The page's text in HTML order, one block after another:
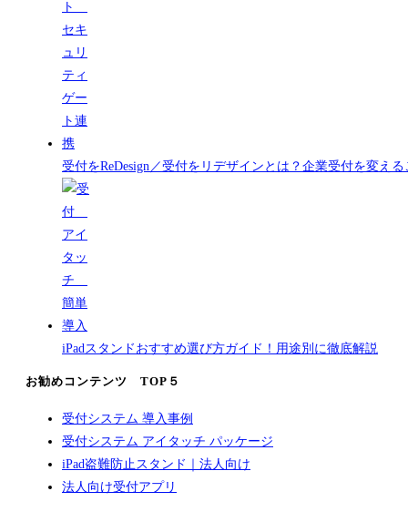
受付をReDesign／受付をリデザインとは？企業受付を変え
iPadスタンドおすすめ選び方ガイド！用途別に徹底解説
お勧めコンテンツ TOP５
受付システム 導入事例
受付システム アイタッチ パッケージ
iPad盗難防止スタンド｜法人向け
法人向け受付アプリ